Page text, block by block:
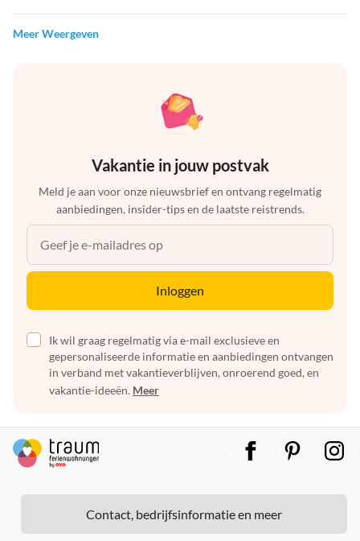
Meer Weergeven
Vakantie in jouw postvak
Meld je aan voor onze nieuwsbrief en ontvang regelmatig
aanbiedingen, insider-tips en de laatste reistrends.
Inloggen
Ik wil graag regelmatig via e-mail exclusieve en
gepersonaliseerde informatie en aanbiedingen ontvangen
in verband met vakantieverblijven, onroerend goed, en
vakantie-ideeën. Meer
Contact, bedrijfsinformatie en meer